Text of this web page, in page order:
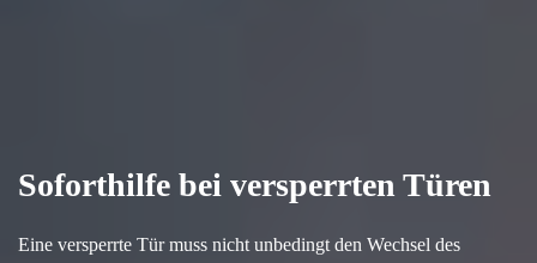
Soforthilfe bei versperrten Türen
Eine versperrte Tür muss nicht unbedingt den Wechsel des